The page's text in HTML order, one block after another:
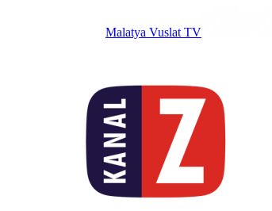
Malatya Vuslat TV